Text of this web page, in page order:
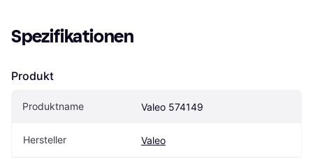
Spezifikationen
Produkt
Produktname Valeo 574149
Hersteller Valeo